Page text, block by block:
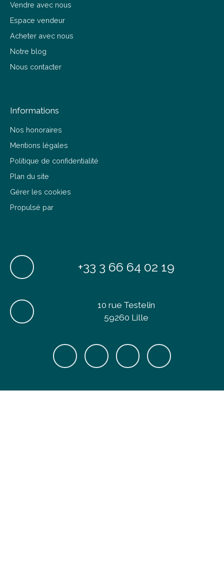
Vendre avec nous
Espace vendeur
Acheter avec nous
Notre blog
Nous contacter
Informations
Nos honoraires
Mentions légales
Politique de confidentialité
Plan du site
Gérer les cookies
Propulsé par
+33 3 66 64 02 19
10 rue Testelin
59260 Lille